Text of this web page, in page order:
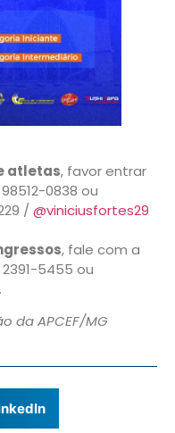
atletas, favor entrar
0838 ou
/ @viniciusfortes29
, fale com a
5455 ou
da APCEF/MG